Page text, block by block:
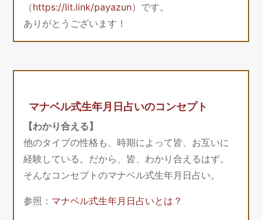
（https://lit.link/payazun）です。
ありがとうございます！
マナベル式生年月日占いのコンセプト
【わかり合える】
他のタイプの性格も、時期によって皆、お互いに
経験している。だから、皆、わかり合えるはず。
そんなコンセプトのマナベル式生年月日占い。
参照： マナベル式生年月日占いとは？